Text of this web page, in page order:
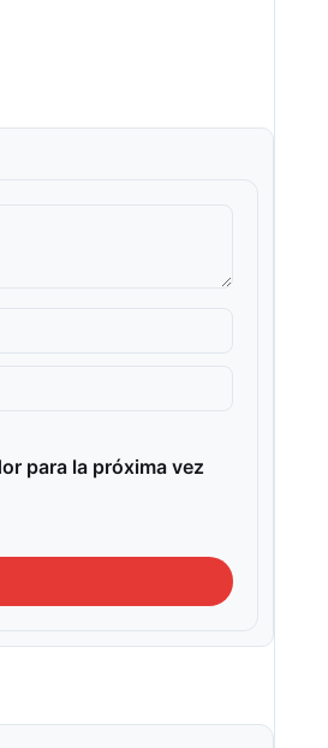
para la próxima vez